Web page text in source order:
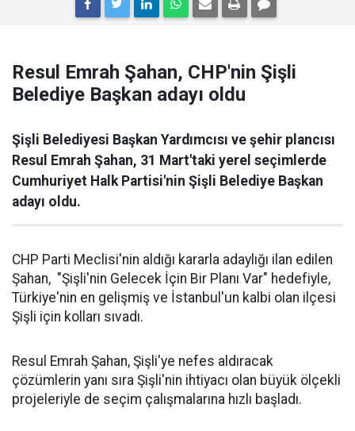
Resul Emrah Şahan, CHP'nin Şişli
Belediye Başkan adayı oldu
Şişli Belediyesi Başkan Yardımcısı ve şehir plancısı
Resul Emrah Şahan, 31 Mart'taki yerel seçimlerde
Cumhuriyet Halk Partisi'nin Şişli Belediye Başkan
adayı oldu.
CHP Parti Meclisi'nin aldığı kararla adaylığı ilan edilen
Şahan, "Şişli'nin Gelecek İçin Bir Planı Var" hedefiyle,
Türkiye'nin en gelişmiş ve İstanbul'un kalbi olan ilçesi
Şişli için kolları sıvadı.
Resul Emrah Şahan, Şişli'ye nefes aldıracak
çözümlerin yanı sıra Şişli'nin ihtiyacı olan büyük ölçekli
projeleriyle de seçim çalışmalarına hızlı başladı.